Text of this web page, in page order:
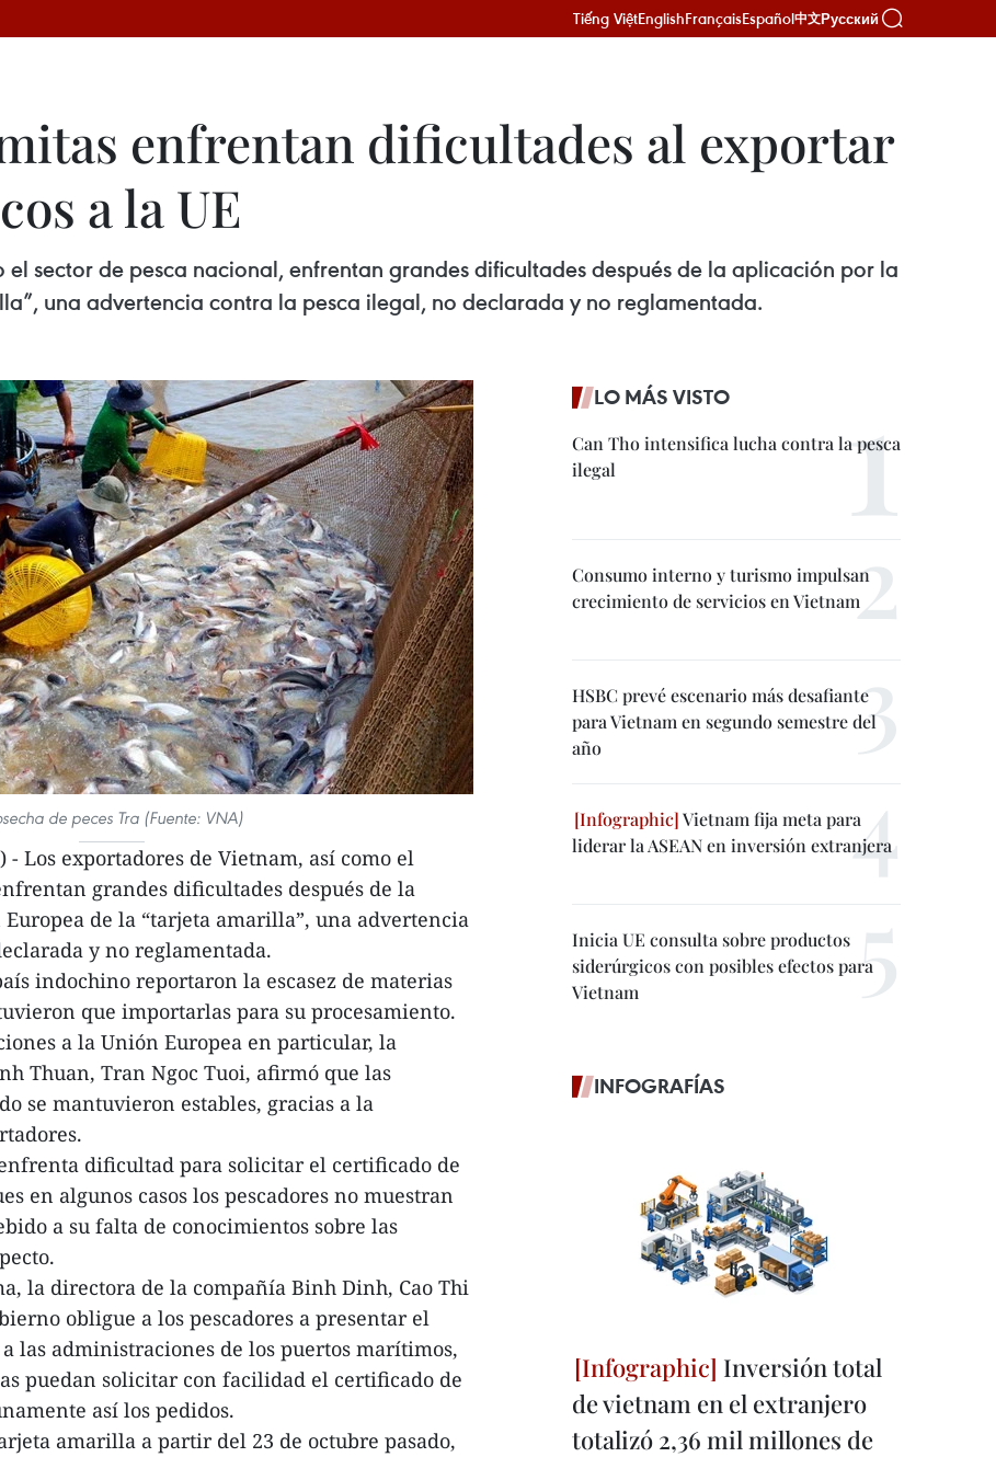
Tiếng ViệtEnglishFrançaisEspañol中文Русский
enfrentan dificultades al exportar
a la UE
sector de pesca nacional, enfrentan grandes dificultades después de la aplicación por la
una advertencia contra la pesca ilegal, no declarada y no reglamentada.
de peces Tra (Fuente: VNA)
Los exportadores de Vietnam, así como el
grandes dificultades después de la
de la “tarjeta amarilla”, una advertencia
y no reglamentada.
indochino reportaron la escasez de materias
que importarlas para su procesamiento.
a la Unión Europea en particular, la
Thuan, Tran Ngoc Tuoi, afirmó que las
se mantuvieron estables, gracias a la
dificultad para solicitar el certificado de
en algunos casos los pescadores no muestran
a su falta de conocimientos sobre las
la directora de la compañía Binh Dinh, Cao Thi
obligue a los pescadores a presentar el
las administraciones de los puertos marítimos,
puedan solicitar con facilidad el certificado de
así los pedidos.
amarilla a partir del 23 de octubre pasado,
LO MÁS VISTO
Can Tho intensifica lucha contra la pesca
ilegal
Consumo interno y turismo impulsan
crecimiento de servicios en Vietnam
HSBC prevé escenario más desafiante
para Vietnam en segundo semestre del
año
Vietnam fija meta para
liderar la ASEAN en inversión extranjera
Inicia UE consulta sobre productos
siderúrgicos con posibles efectos para
Vietnam
INFOGRAFÍAS
Inversión total
de vietnam en el extranjero
totalizó 2,36 mil millones de